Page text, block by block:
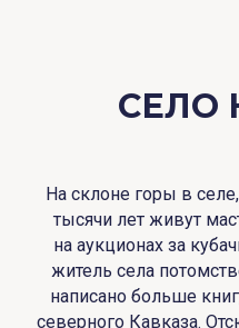
СЕЛО
На склоне горы в
тысячи лет живут
на аукционах за
житель села
написано больше
северного Кавказа.